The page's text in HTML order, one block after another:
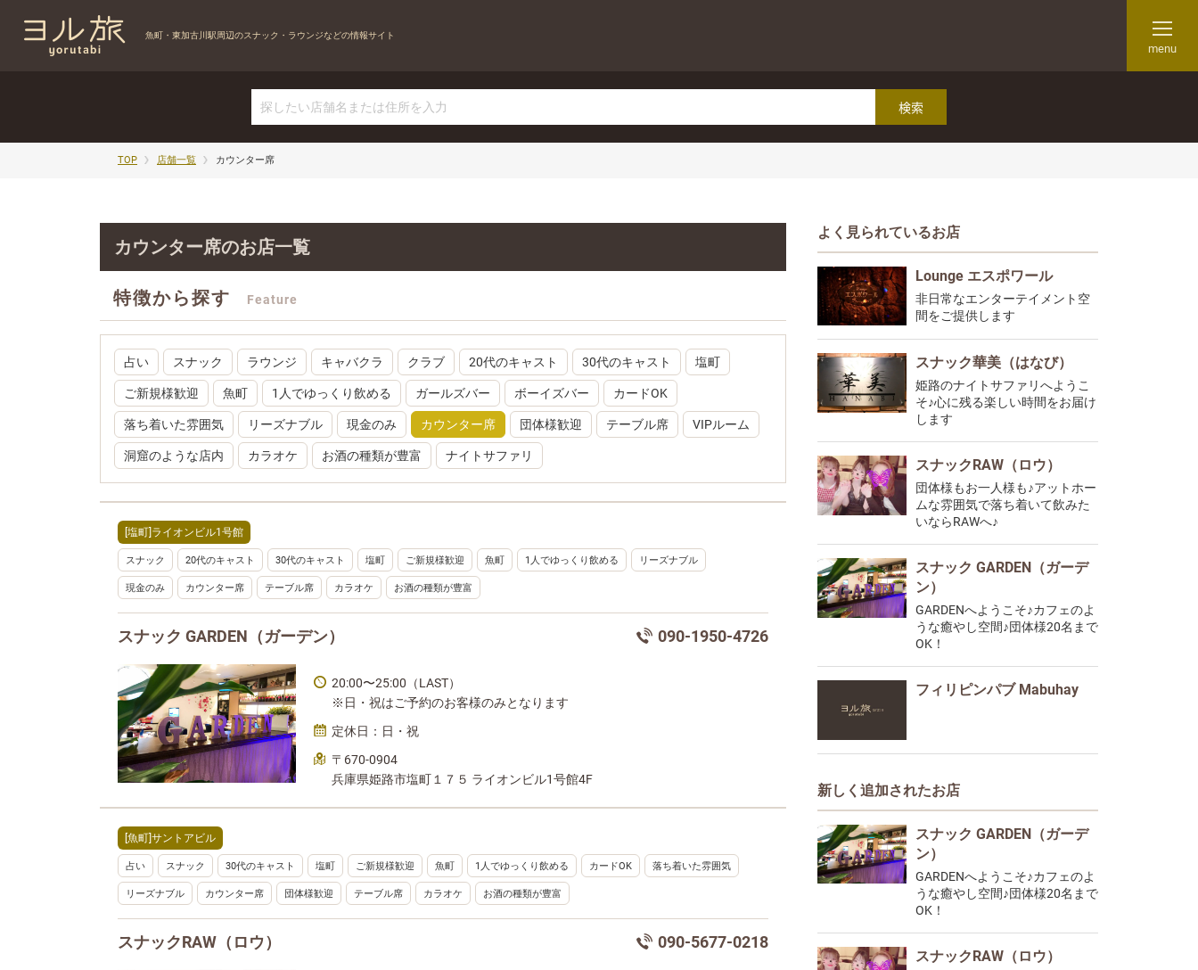
魚町・東加古川駅周辺のスナック・ラウンジなどの情報サイト
menu
TOP 店舗一覧 カウンター席
カウンター席のお店一覧
特徴から探す Feature
占い スナック ラウンジ キャバクラ クラブ 20代のキャスト 30代のキャスト 塩町
ご新規様歓迎 魚町 1人でゆっくり飲める ガールズバー ボーイズバー カードOK
落ち着いた雰囲気 リーズナブル 現金のみ カウンター席 団体様歓迎 テーブル席 VIPルーム
洞窟のような店内 カラオケ お酒の種類が豊富 ナイトサファリ
[塩町]ライオンビル1号館
スナック 20代のキャスト 30代のキャスト 塩町 ご新規様歓迎 魚町 1人でゆっくり飲める リーズナブル
現金のみ カウンター席 テーブル席 カラオケ お酒の種類が豊富
スナック GARDEN（ガーデン） 090-1950-4726
20:00〜25:00（LAST）
※日・祝はご予約のお客様のみとなります
定休日：日・祝
〒670-0904
兵庫県姫路市塩町１７５ ライオンビル1号館4F
[魚町]サントアビル
占い スナック 30代のキャスト 塩町 ご新規様歓迎 魚町 1人でゆっくり飲める カードOK 落ち着いた雰囲気
リーズナブル カウンター席 団体様歓迎 テーブル席 カラオケ お酒の種類が豊富
スナックRAW（ロウ） 090-5677-0218
よく見られているお店
Lounge エスポワール
非日常なエンターテイメント空
間をご提供します
スナック華美（はなび）
姫路のナイトサファリへようこ
そ♪心に残る楽しい時間をお届け
します
スナックRAW（ロウ）
団体様もお一人様も♪アットホー
ムな雰囲気で落ち着いて飲みた
いならRAWへ♪
スナック GARDEN（ガーデ
ン）
GARDENへようこそ♪カフェのよ
うな癒やし空間♪団体様20名まで
OK！
フィリピンパブ Mabuhay
新しく追加されたお店
スナック GARDEN（ガーデ
ン）
GARDENへようこそ♪カフェのよ
うな癒やし空間♪団体様20名まで
OK！
スナックRAW（ロウ）